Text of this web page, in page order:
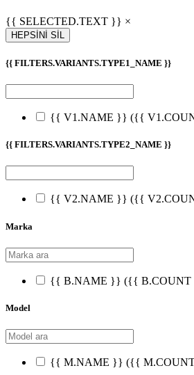
{{ SELECTED.TEXT }} ×
HEPSİNİ SİL
{{ FILTERS.VARIANTS.TYPE1_NAME }}
{{ V1.NAME }} ({{
{{ FILTERS.VARIANTS.TYPE2_NAME }}
{{ V2.NAME }} ({{
Marka
{{ B.NAME }} ({{
Model
{{ M.NAME }} ({{